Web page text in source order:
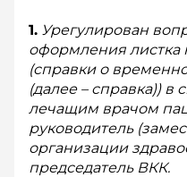
1. Урегулирован
оформления листка
(справки о
(далее – справка)) в
лечащим врачом
руководитель
организации
председатель ВКК.